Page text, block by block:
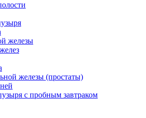
железы
железы (простаты)
с пробным завтраком